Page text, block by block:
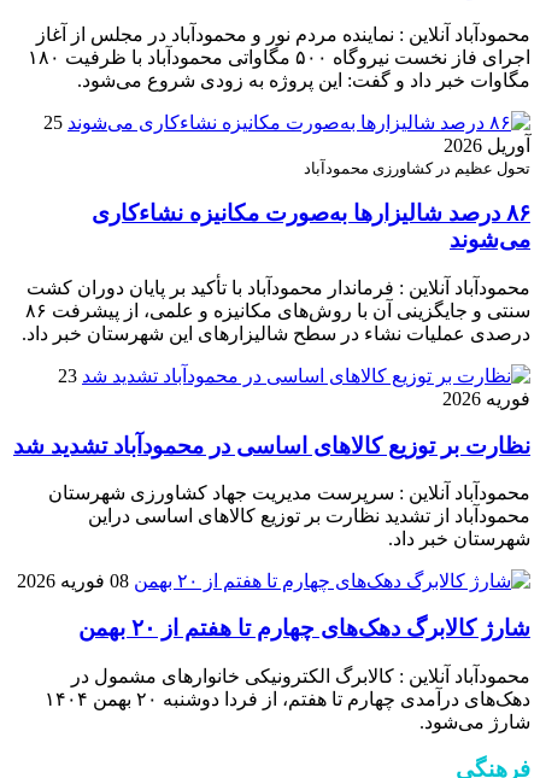
محمودآباد آنلاین : نماینده مردم نور و محمودآباد در مجلس از آغاز
اجرای فاز نخست نیروگاه ۵۰۰ مگاواتی محمودآباد با ظرفیت ۱۸۰
مگاوات خبر داد و گفت: این پروژه به زودی شروع می‌شود.
25
آوریل 2026
تحول عظیم در کشاورزی محمودآباد
۸۶ درصد شالیزارها به‌صورت مکانیزه نشاءکاری
می‌شوند
محمودآباد آنلاین : فرماندار محمودآباد با تأکید بر پایان دوران کشت
سنتی و جایگزینی آن با روش‌های مکانیزه و علمی، از پیشرفت ۸۶
درصدی عملیات نشاء در سطح شالیزارهای این شهرستان خبر داد.
23
فوریه 2026
نظارت بر توزیع کالا‌های اساسی در محمودآباد تشدید شد
محمودآباد آنلاین : سرپرست مدیریت جهاد کشاورزی شهرستان
محمودآباد از تشدید نظارت بر توزیع کالا‌های اساسی دراین
شهرستان خبر داد.
08 فوریه 2026
شارژ کالابرگ دهک‌های چهارم تا هفتم از ۲۰ بهمن
محمودآباد آنلاین : کالابرگ الکترونیکی خانوار‌های مشمول در
دهک‌های درآمدی چهارم تا هفتم، از فردا دوشنبه ۲۰ بهمن ۱۴۰۴
شارژ می‌شود.
فرهنگی